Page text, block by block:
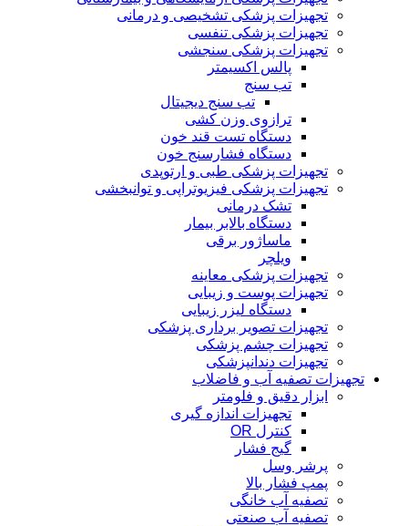
تجهیزات پزشکی تشخیصی و درمانی
تجهیزات پزشکی تنفسی
تجهیزات پزشکی سنجشی
پالس اکسیمتر
تب سنج
تب سنج دیجیتال
ترازوی وزن کشی
دستگاه تست قند خون
دستگاه فشارسنج خون
تجهیزات پزشکی طبی و ارتوپدی
تجهیزات پزشکی فیزیوتراپی و توانبخشی
تشک درمانی
دستگاه بالابر بیمار
ماساژور برقی
ویلچر
تجهیزات پزشکی معاینه
تجهیزات پوست و زیبایی
دستگاه لیزر زیبایی
تجهیزات تصویر برداری پزشکی
تجهیزات چشم پزشکی
تجهیزات دندانپزشکی
تجهیزات تصفیه آب و فاضلاب
ابزار دقیق و فلومتر
تجهیزات اندازه گیری
کنترل OR
گیج فشار
پرشر وسل
پمپ فشار بالا
تصفیه آب خانگی
تصفیه آب صنعتی